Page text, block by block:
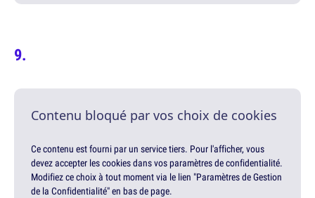
Contenu bloqué par vos choix de cookies
Ce contenu est fourni par un service tiers. Pour l'afficher, vous
devez accepter les cookies dans vos paramètres de confidentialité.
Modifiez ce choix à tout moment via le lien "Paramètres de Gestion
de la Confidentialité" en bas de page.